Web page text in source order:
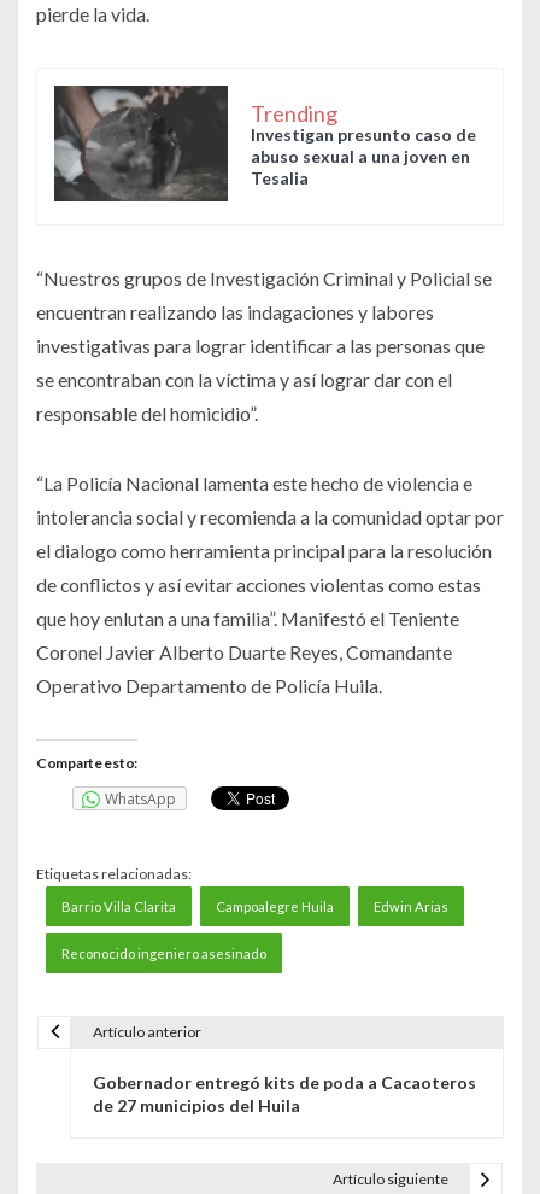
pierde la vida.
Trending
Investigan presunto caso de
abuso sexual a una joven en
Tesalia
“Nuestros grupos de Investigación Criminal y Policial se
encuentran realizando las indagaciones y labores
investigativas para lograr identificar a las personas que
se encontraban con la víctima y así lograr dar con el
responsable del homicidio”.
“La Policía Nacional lamenta este hecho de violencia e
intolerancia social y recomienda a la comunidad optar por
el dialogo como herramienta principal para la resolución
de conflictos y así evitar acciones violentas como estas
que hoy enlutan a una familia”. Manifestó el Teniente
Coronel Javier Alberto Duarte Reyes, Comandante
Operativo Departamento de Policía Huila.
Comparte esto:
WhatsApp
Etiquetas relacionadas:
Barrio Villa Clarita Campoalegre Huila Edwin Arias
Reconocido ingeniero asesinado
Artículo anterior
Gobernador entregó kits de poda a Cacaoteros
de 27 municipios del Huila
Artículo siguiente